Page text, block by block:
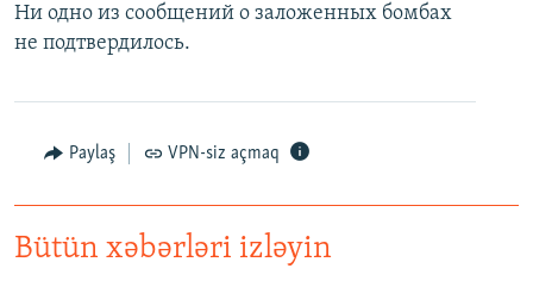
Ни одно из сообщений о заложенных бомбах
не подтвердилось.
Paylaş VPN-siz açmaq
Bütün xəbərləri izləyin